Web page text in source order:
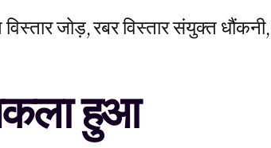
विस्तार जोड़ रबर विस्तार संयुक्त धौंकनी
हुआ